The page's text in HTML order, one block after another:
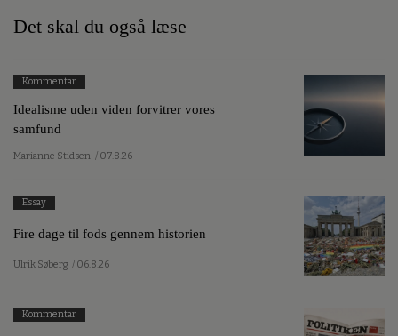
Det skal du også læse
Kommentar
Idealisme uden viden forvitrer vores
samfund
Marianne Stidsen / 07.8.26
Essay
Fire dage til fods gennem historien
Ulrik Søberg / 06.8.26
Kommentar